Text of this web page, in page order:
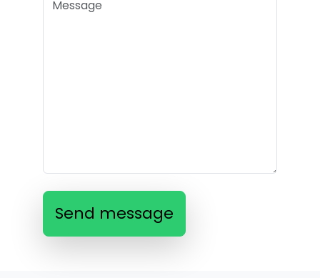
Send message